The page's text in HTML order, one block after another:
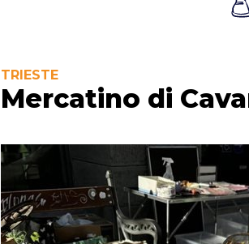
TRIESTE
Mercatino di